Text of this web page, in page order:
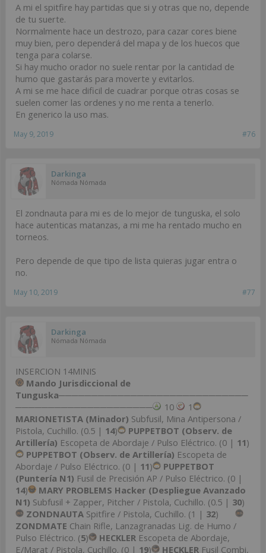
A mi el spitfire hay partidas que si y otras que no, depende
de tu suerte.
Normalmente hace un destrozo, para cazar cores biene
muy bien, pero dependerá del mapa y de los huecos que
tenga para colarse.
Si hay mucho orador no suele rentar por la cantidad de
humo que gastarás para moverte y evitarlos.
A mi se me hace dificil de cuadrar porque otras cosas se
suelen comer las ordenes y no me renta a tenerlo.
En generico la uso mas.
#76
May 9, 2019
Darkinga
Nómada Nómada
El zondnauta para mi es de lo mejor de tunguska, el solo
hace autenticas matanzas, a mi me ha rentado mucho en
torneos.
Pero depende de que tipo de lista quieras jugar entra o
no.
#77
May 10, 2019
Darkinga
Nómada Nómada
INSERCION 14MINIS
Mando Jurisdiccional de
Tunguska─────────────────────────────
─────────────────────
10
1
MARIONETISTA (Minador) Subfusil, Mina Antipersona /
Pistola, Cuchillo. (0.5 | 14)
PUPPETBOT (Observ. de
Artillería) Escopeta de Abordaje / Pulso Eléctrico. (0 | 11)
PUPPETBOT (Observ. de Artillería) Escopeta de
Abordaje / Pulso Eléctrico. (0 | 11)
PUPPETBOT
(Puntería N1) Fusil de Precisión AP / Pulso Eléctrico. (0 |
14)
MARY PROBLEMS Hacker (Despliegue Avanzado
N1) Subfusil + Zapper, Pitcher / Pistola, Cuchillo. (0.5 | 30)
ZONDNAUTA Spitfire / Pistola, Cuchillo. (1 | 32)
ZONDMATE Chain Rifle, Lanzagranadas Lig. de Humo /
Pulso Eléctrico. (5) HECKLER Escopeta de Abordaje,
E/Marat / Pistola, Cuchillo. (0 | 19) HECKLER Fusil Combi,